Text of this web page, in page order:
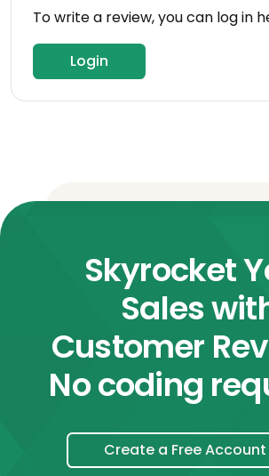
To write a review, you can log in
Login
Skyrocket
Sales
Customer
No coding
Create a Free Account